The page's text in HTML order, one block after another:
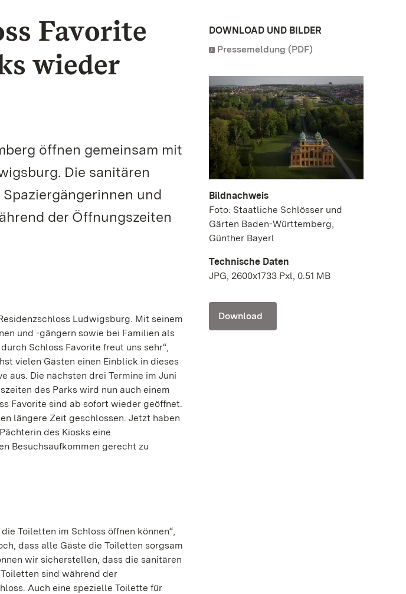
Favorite
wieder
öffnen gemeinsam mit
Die sanitären
und
der Öffnungszeiten
Ludwigsburg. Mit seinem
und -gängern sowie bei Familien als
Schloss Favorite freut uns sehr“,
vielen Gästen einen Einblick in dieses
aus. Die nächsten drei Termine im Juni
des Parks wird nun auch einem
Favorite sind ab sofort wieder geöffnet.
längere Zeit geschlossen. Jetzt haben
des Kiosks eine
Besuchsaufkommen gerecht zu
Toiletten im Schloss öffnen können“,
dass alle Gäste die Toiletten sorgsam
wir sicherstellen, dass die sanitären
sind während der
Auch eine spezielle Toilette für
DOWNLOAD UND BILDER
Pressemeldung (PDF)
Bildnachweis
Foto: Staatliche Schlösser und
Gärten Baden-Württemberg,
Günther Bayerl
Technische Daten
JPG, 2600x1733 Pxl, 0.51 MB
Download